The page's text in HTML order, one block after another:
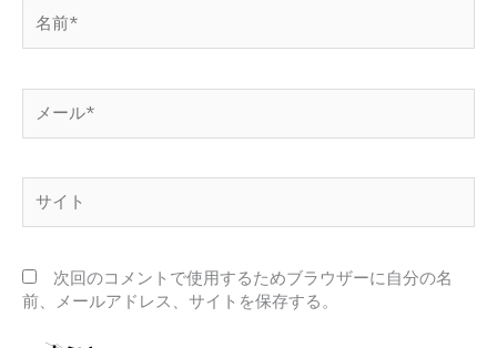
前
ー
ル
ト
次回のコメントで使用するためブラウザーに自分の名
前、メールアドレス、サイトを保存する。